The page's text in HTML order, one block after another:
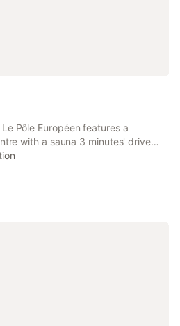
Pôle Européen features a
with a sauna 3 minutes' drive
Luxembourg. Free WiFi is
site private parking is possible free